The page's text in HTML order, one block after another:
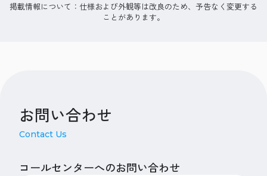
掲載情報について：仕様および外観等は改良のため、予告なく変更する
ことがあります。
お問い合わせ
Contact Us
コールセンターへのお問い合わせ